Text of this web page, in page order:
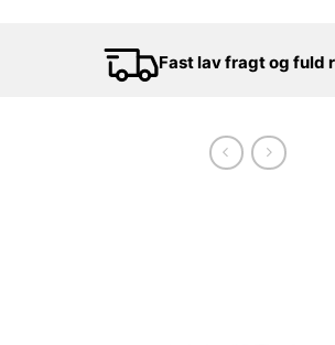
Fast lav fragt og fuld